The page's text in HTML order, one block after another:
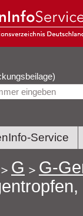
(Packungsbeilage)
Service
G
G-